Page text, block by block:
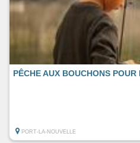
PÊCHE AUX BOUCHONS POUR
PORT-LA-NOUVELLE